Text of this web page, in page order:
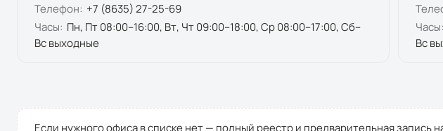
Телефон: +7 (8635) 27-25-69
Часы: Пн, Пт 08:00–16:00, Вт, Чт 09:00–18:00, Ср 08:00–17:00, Сб–
Вс выходные
Часы:
Вс
Если нужного офиса в списке нет — полный реестр и предварительная запись